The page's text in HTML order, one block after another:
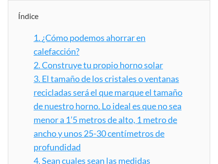
Índice
1. ¿Cómo podemos ahorrar en
calefacción?
2.Construye tu propio horno solar
3. El tamaño de los cristales o ventanas
recicladas será el que marque el tamaño
de nuestro horno. Lo ideal es que no sea
menor a 1’5 metros de alto, 1 metro de
ancho y unos 25-30 centímetros de
profundidad
4.Sean cuales sean las medidas